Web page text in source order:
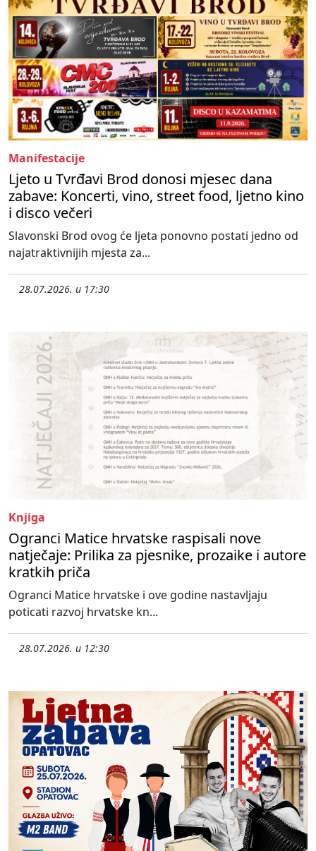
Manifestacije
Ljeto u Tvrđavi Brod donosi mjesec dana
zabave: Koncerti, vino, street food, ljetno kino
i disco večeri
Slavonski Brod ovog će ljeta ponovno postati jedno od
najatraktivnijih mjesta za...
28.07.2026. u 17:30
Knjiga
Ogranci Matice hrvatske raspisali nove
natječaje: Prilika za pjesnike, prozaike i autore
kratkih priča
Ogranci Matice hrvatske i ove godine nastavljaju
poticati razvoj hrvatske kn...
28.07.2026. u 12:30